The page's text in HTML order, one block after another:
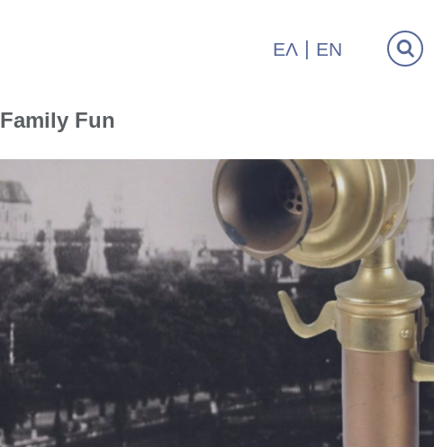
ΕΛ EN
Family Fun